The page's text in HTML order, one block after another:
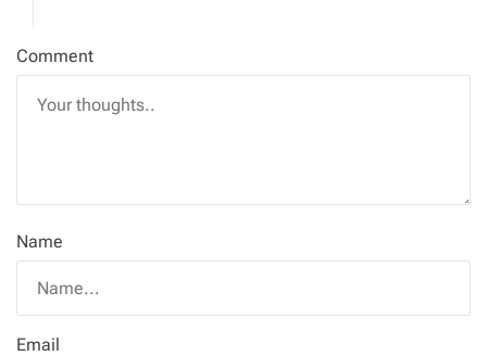
Comment
Name
Email